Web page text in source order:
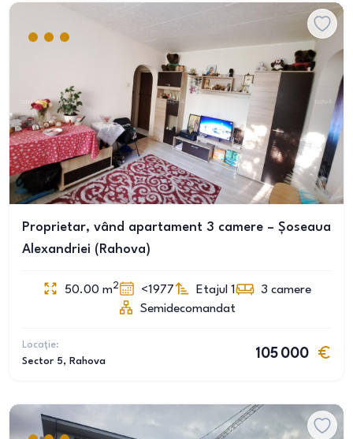
Proprietar, vând apartament 3 camere – Șoseaua
Alexandriei (Rahova)
50.00 m2 <1977 Etajul 1 3 camere
Semidecomandat
Locație:
Sector 5, Rahova
105 000